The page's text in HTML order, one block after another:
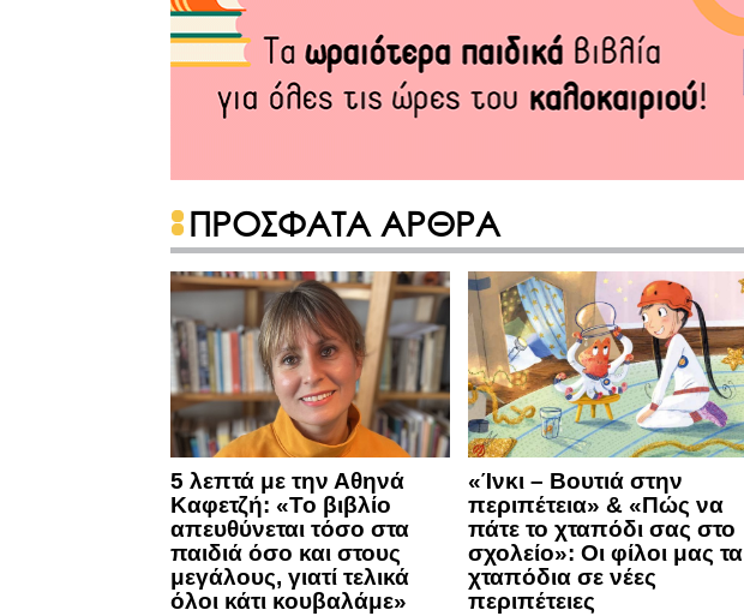
ΠΡΟΣΦΑΤΑ ΑΡΘΡΑ
5 λεπτά με την Αθηνά
Καφετζή: «Το βιβλίο
απευθύνεται τόσο στα
παιδιά όσο και στους
μεγάλους, γιατί τελικά
όλοι κάτι κουβαλάμε»
«Ίνκι – Βουτιά στην
περιπέτεια» & «Πώς να
πάτε το χταπόδι σας στο
σχολείο»: Οι φίλοι μας τα
χταπόδια σε νέες
περιπέτειες